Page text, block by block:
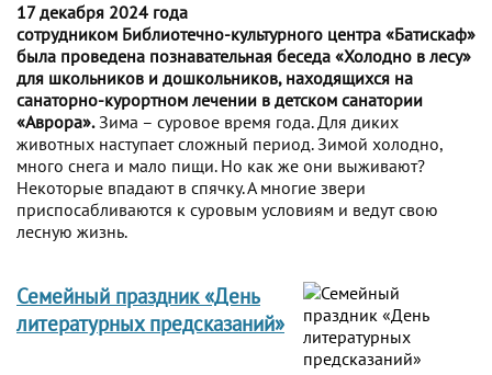
17 декабря 2024 года
сотрудником Библиотечно-культурного центра «Батискаф»
была проведена познавательная беседа «Холодно в лесу»
для школьников и дошкольников, находящихся на
санаторно-курортном лечении в детском санатории
«Аврора».Зима – суровое время года. Для диких
животных наступает сложный период. Зимой холодно,
много снега и мало пищи. Но как же они выживают?
Некоторые впадают в спячку. А многие звери
приспосабливаются к суровым условиям и ведут свою
лесную жизнь.
Семейный праздник «День
литературных предсказаний»